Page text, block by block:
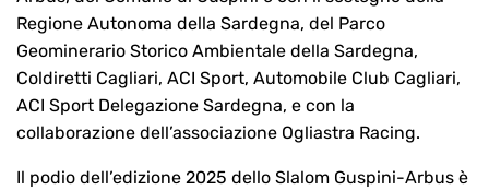
Regione Autonoma della Sardegna, del Parco
Geominerario Storico Ambientale della Sardegna,
Coldiretti Cagliari, ACI Sport, Automobile Club Cagliari,
ACI Sport Delegazione Sardegna, e con la
collaborazione dell’associazione Ogliastra Racing.
Il podio dell’edizione 2025 dello Slalom Guspini-Arbus è